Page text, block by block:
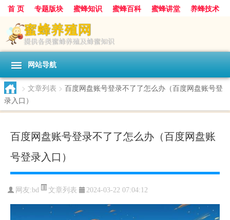
首 页 专题版块 蜜蜂知识 蜜蜂百科 蜜蜂讲堂
养蜂技术
中华蜜蜂
蜂蜜 胡蜂
网站导航
> 文章列表 > 百度网盘账号登录不了了怎么办（百度网盘账号登
录入口）
百度网盘账号登录不了了怎么办（百度网盘账
号登录入口）
网友:bd 文章列表 2024-03-22 07:04:12